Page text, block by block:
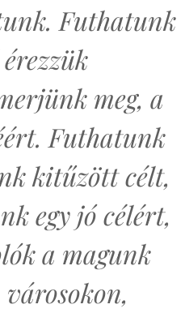
Futhatunk
meg, a
Futhatunk
kitűzött célt,
egy jó célért,
a magunk